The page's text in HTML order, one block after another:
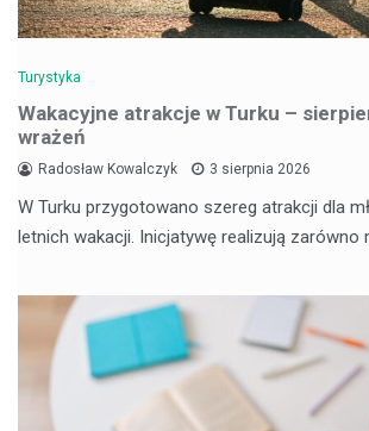
Turystyka
Wakacyjne atrakcje w Turku –
wrażeń
Radosław Kowalczyk 3 sierpnia 2026
W Turku przygotowano szereg atrakcji dla
letnich wakacji. Inicjatywę realizują zarówno